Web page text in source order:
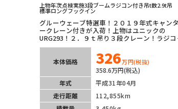
上物年次点検実施3段ブームラジコン付き吊t数2.9t吊
標準ロングフックイン
グルーウェーブ特選車！２０１９年式キャンタ
ークレーン付きが入荷！上物はユニックの
URG293！２．９ｔ吊り３段クレーン！ラジコ
付き！上物は年次点検済み！オートマチックで
マニュアルに不慣れな方でも運転楽々！安全装
備充実！ETC２．０車載器も装着済み！ドラレ
コもバックカメラも付いている！即戦力間違い
なしの１台！
本体価格 326万円(税抜)
358.6万円(税込)
年式
平成31年04月
走行距離
112,855km